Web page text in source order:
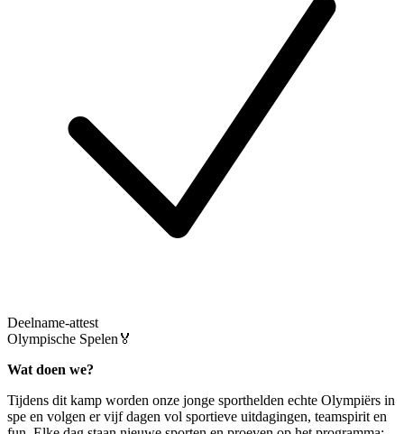
Deelname-attest
Olympische Spelen🏅
Wat doen we?
Tijdens dit kamp worden onze jonge sporthelden echte Olympiërs in
spe en volgen er vijf dagen vol sportieve uitdagingen, teamspirit en